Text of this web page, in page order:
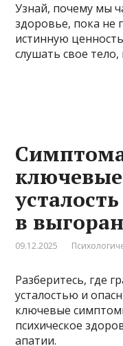
Узнай, почему мы
здоровье, пока не
истинную
слушать свое
в
09.12.2025
Разберитесь, где
усталостью и
ключевые
психическое
апатии.